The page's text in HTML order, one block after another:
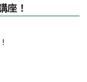
座！